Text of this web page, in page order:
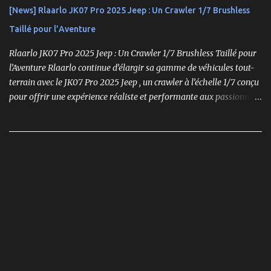
[News] Rlaarlo JK07 Pro 2025 Jeep : Un Crawler 1/7 Brushless
Taillé pour l’Aventure
Rlaarlo JK07 Pro 2025 Jeep : Un Crawler 1/7 Brushless Taillé pour
l’Aventure Rlaarlo continue d’élargir sa gamme de véhicules tout-
terrain avec le JK07 Pro 2025 Jeep , un crawler à l’échelle 1/7 conçu
pour offrir une expérience réaliste et performante aux passionnés